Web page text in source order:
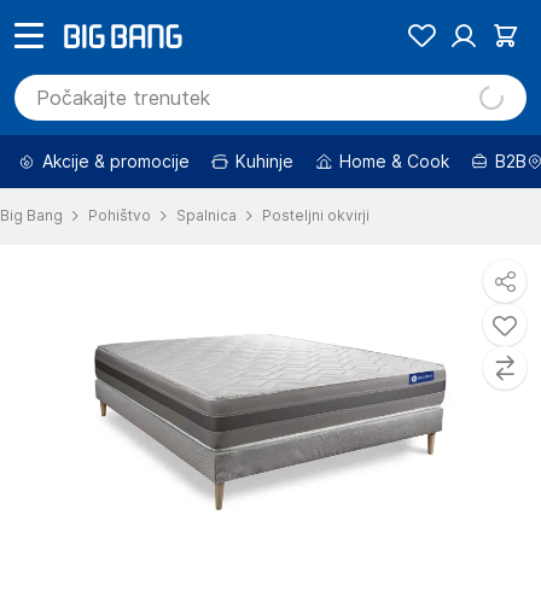
Akcije & promocije Kuhinje Home & Cook B2B
Big Bang Pohištvo Spalnica Posteljni okvirji